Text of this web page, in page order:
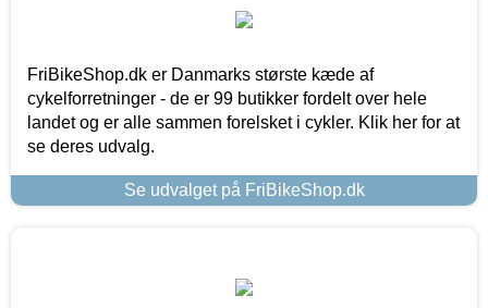
FriBikeShop.dk er Danmarks største kæde af
cykelforretninger - de er 99 butikker fordelt over hele
landet og er alle sammen forelsket i cykler. Klik her for at
se deres udvalg.
Se udvalget på FriBikeShop.dk